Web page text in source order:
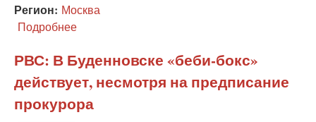
Регион: Москва
Подробнее
воспитательную
работу
в
подменяют
РВС: В Буденновске «беби-бокс»
действует, несмотря на предписание
прокурора